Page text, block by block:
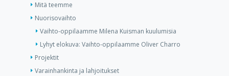
Mitä teemme
Nuorisovaihto
Vaihto-oppilaamme Milena Kuisman kuulumisia
Lyhyt elokuva: Vaihto-oppilaamme Oliver Charro
Projektit
Varainhankinta ja lahjoitukset